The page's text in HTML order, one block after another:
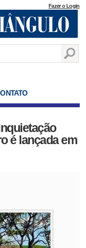
Fazer o Login
é lançada em